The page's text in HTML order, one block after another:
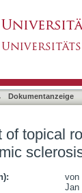
Dokumentanzeige
of topical
von
Jan